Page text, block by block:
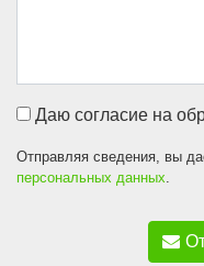
Даю согласие на
Отправляя сведения, вы
персональных данных.